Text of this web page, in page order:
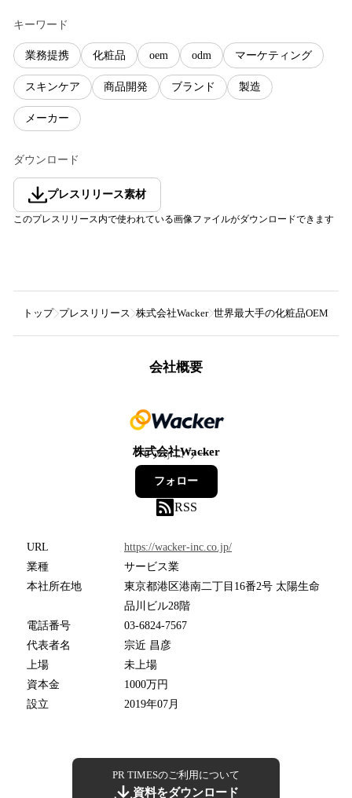
キーワード
業務提携 化粧品 oem odm マーケティング
スキンケア 商品開発 ブランド 製造
メーカー
ダウンロード
プレスリリース素材
このプレスリリース内で使われている画像ファイルがダウンロードできます
トップ プレスリリース 株式会社Wacker 世界最大手の化粧品OEM・
会社概要
株式会社Wacker
6フォロワー
フォロー
RSS
URL
https://wacker-inc.co.jp/
業種
サービス業
本社所在地
東京都港区港南二丁目16番2号 太陽生命
品川ビル28階
電話番号
03-6824-7567
代表者名
宗近 昌彦
上場
未上場
資本金
1000万円
設立
2019年07月
PR TIMESのご利用について
資料をダウンロード